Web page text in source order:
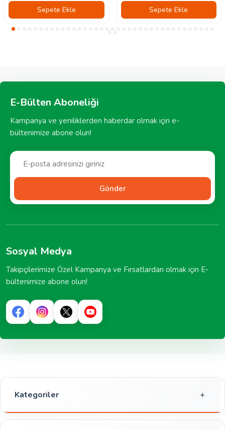
Sepete Ekle Sepete Ekle
E-Bülten Aboneliği
Kampanya ve yeniliklerden haberdar olmak için e-
bültenimize abone olun!
Gönder
Sosyal Medya
Takipçilerimize Özel Kampanya ve Fırsatlardan olmak için E-
bültenimize abone olun!
Kategoriler
Gıda